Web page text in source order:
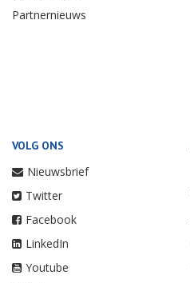
Partnernieuws
VOLG ONS
Nieuwsbrief
Twitter
Facebook
LinkedIn
Youtube